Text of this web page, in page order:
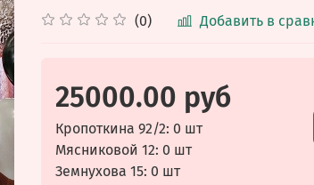
(0) Добавить в
25000.00 руб
Кропоткина 92/2: 0 шт
Мясниковой 12: 0 шт
Земнухова 15: 0 шт